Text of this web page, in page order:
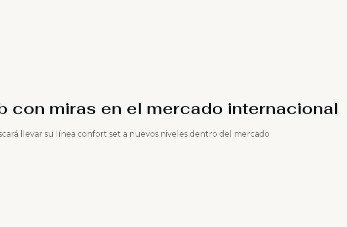
con miras en el mercado internacional
llevar su línea confort set a nuevos niveles dentro del mercado